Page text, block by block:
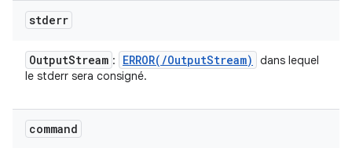
stderr
OutputStream : ERROR( /OutputStream)
dans lequel
le stderr sera consigné.
command